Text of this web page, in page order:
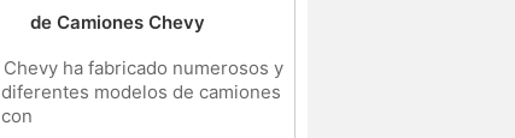
de Camiones Chevy
Chevy ha fabricado numerosos y
diferentes modelos de camiones
con